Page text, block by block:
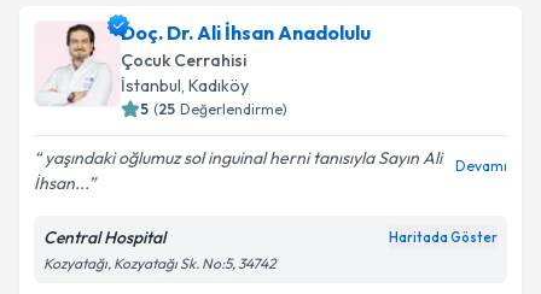
Doç. Dr. Ali İhsan Anadolulu
Çocuk Cerrahisi
İstanbul, Kadıköy
5 (25 Değerlendirme)
yaşındaki oğlumuz sol inguinal herni tanısıyla Sayın Ali
İhsan...
Devamı
Central Hospital Haritada Göster
Kozyatağı, Kozyatağı Sk. No:5, 34742